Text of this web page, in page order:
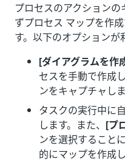
プロセスのアクション
ずプロセス マップを作
す。以下のオプションが
[ダイアグラムを作
セスを手動で作成
ンをキャプチャしま
タスクの実行中に
します。また、 [プ
ンを選択すること
的にマップを作成し